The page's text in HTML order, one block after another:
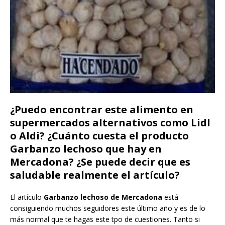
¿Puedo encontrar este alimento en
supermercados alternativos como Lidl
o Aldi? ¿Cuánto cuesta el producto
Garbanzo lechoso que hay en
Mercadona? ¿Se puede decir que es
saludable realmente el artículo?
El artículo Garbanzo lechoso de Mercadona está
consiguiendo muchos seguidores este último año y es de lo
más normal que te hagas este tpo de cuestiones. Tanto si